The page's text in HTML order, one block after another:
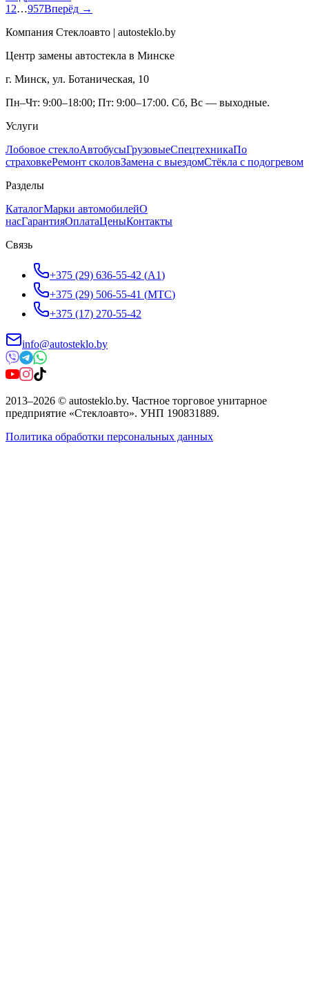
1 2…957Вперёд →
Компания Стеклоавто | autosteklo.by
Центр замены автостекла в Минске
г. Минск, ул. Ботаническая, 10
Пн–Чт: 9:00–18:00; Пт: 9:00–17:00. Сб, Вс — выходные.
Услуги
Лобовое стеклоАвтобусыГрузовыеСпецтехникаПо
страховкеРемонт сколовЗамена с выездомСтёкла с подогревом
Разделы
КаталогМарки автомобилейО
насГарантияОплатаЦеныКонтакты
Связь
+375 (29) 636-55-42 (A1)
+375 (29) 506-55-41 (МТС)
+375 (17) 270-55-42
info@autosteklo.by
2013–2026 © autosteklo.by. Частное торговое унитарное
предприятие «Стеклоавто». УНП 190831889.
Политика обработки персональных данных